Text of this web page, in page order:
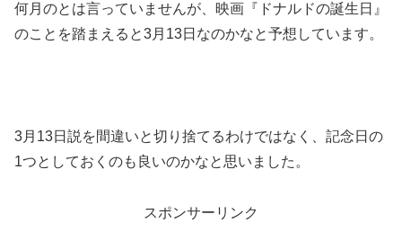
何月のとは言っていませんが、映画『ドナルドの誕生日』
のことを踏まえると3月13日なのかなと予想しています。
3月13日説を間違いと切り捨てるわけではなく、記念日の
1つとしておくのも良いのかなと思いました。
スポンサーリンク